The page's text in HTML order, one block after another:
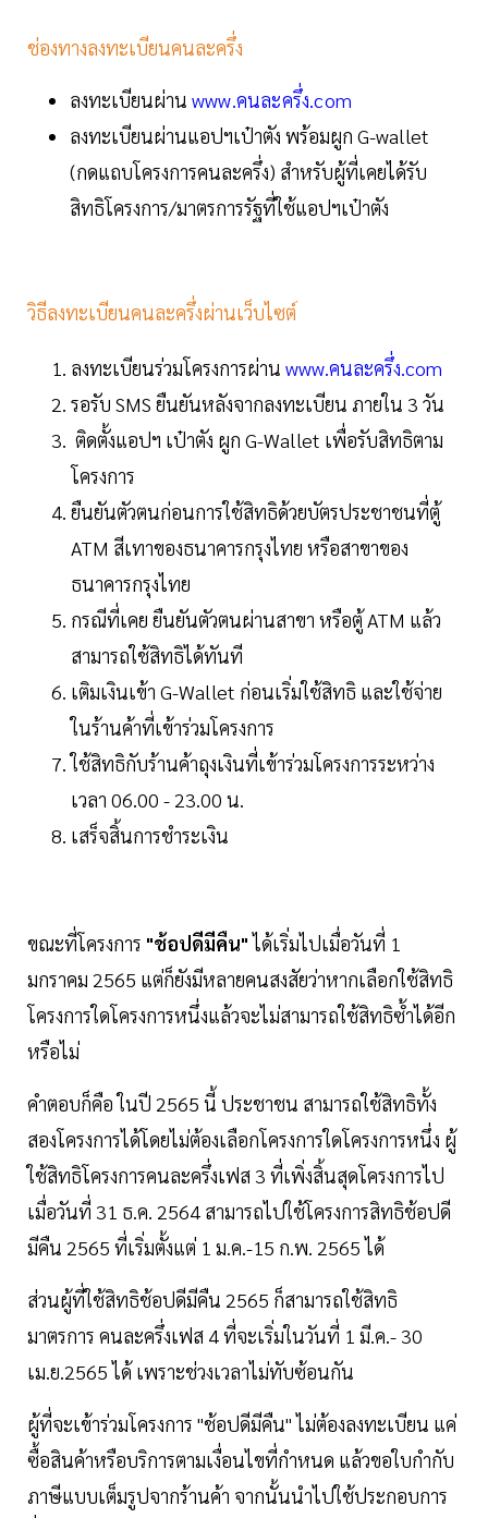
ช่องทางลงทะเบียนคนละครึ่ง
ลงทะเบียนผ่าน www.คนละครึ่ง.com
ลงทะเบียนผ่านแอปฯเป๋าตัง พร้อมผูก G-wallet
(กดแถบโครงการคนละครึ่ง) สำหรับผู้ที่เคยได้รับ
สิทธิโครงการ/มาตรการรัฐที่ใช้แอปฯเป๋าตัง
วิธีลงทะเบียนคนละครึ่งผ่านเว็บไซต์
ลงทะเบียนร่วมโครงการผ่าน www.คนละครึ่ง.com
รอรับ SMS ยืนยันหลังจากลงทะเบียน ภายใน 3 วัน
ติดตั้งแอปฯ เป๋าตัง ผูก G-Wallet เพื่อรับสิทธิตาม
โครงการ
ยืนยันตัวตนก่อนการใช้สิทธิด้วยบัตรประชาชนที่ตู้
ATM สีเทาของธนาคารกรุงไทย หรือสาขาของ
ธนาคารกรุงไทย
กรณีที่เคย ยืนยันตัวตนผ่านสาขา หรือตู้ ATM แล้ว
สามารถใช้สิทธิได้ทันที
เติมเงินเข้า G-Wallet ก่อนเริ่มใช้สิทธิ และใช้จ่าย
ในร้านค้าที่เข้าร่วมโครงการ
ใช้สิทธิกับร้านค้าถุงเงินที่เข้าร่วมโครงการระหว่าง
เวลา 06.00 - 23.00 น.
เสร็จสิ้นการชำระเงิน
ขณะที่โครงการ "ช้อปดีมีคืน"ได้เริ่มไปเมื่อวันที่ 1
มกราคม 2565 แต่ก็ยังมีหลายคนสงสัยว่าหากเลือกใช้สิทธิ
โครงการใดโครงการหนึ่งแล้วจะไม่สามารถใช้สิทธิซ้ำได้อีก
หรือไม่
คำตอบก็คือ ในปี 2565 นี้ ประชาชน สามารถใช้สิทธิทั้ง
สองโครงการได้โดยไม่ต้องเลือกโครงการใดโครงการหนึ่ง ผู้
ใช้สิทธิโครงการคนละครึ่งเฟส 3 ที่เพิ่งสิ้นสุดโครงการไป
เมื่อวันที่ 31 ธ.ค. 2564 สามารถไปใช้โครงการสิทธิช้อปดี
มีคืน 2565 ที่เริ่มตั้งแต่ 1 ม.ค.-15 ก.พ. 2565 ได้
ส่วนผู้ที่ใช้สิทธิช้อปดีมีคืน 2565 ก็สามารถใช้สิทธิ
มาตรการ คนละครึ่งเฟส 4 ที่จะเริ่มในวันที่ 1 มี.ค.- 30
เม.ย.2565 ได้ เพราะช่วงเวลาไม่ทับซ้อนกัน
ผู้ที่จะเข้าร่วมโครงการ "ช้อปดีมีคืน" ไม่ต้องลงทะเบียน แค่
ซื้อสินค้าหรือบริการตามเงื่อนไขที่กำหนด แล้วขอใบกำกับ
ภาษีแบบเต็มรูปจากร้านค้า จากนั้นนำไปใช้ประกอบการ